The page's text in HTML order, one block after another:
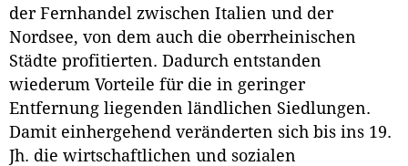
der Fernhandel zwischen Italien und der
Nordsee, von dem auch die oberrheinischen
Städte profitierten. Dadurch entstanden
wiederum Vorteile für die in geringer
Entfernung liegenden ländlichen Siedlungen.
Damit einhergehend veränderten sich bis ins 19.
Jh. die wirtschaftlichen und sozialen